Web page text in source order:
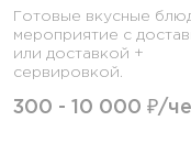
Готовые вкусные
мероприятие с
или доставкой +
сервировкой.
300 - 10 000 ₽/